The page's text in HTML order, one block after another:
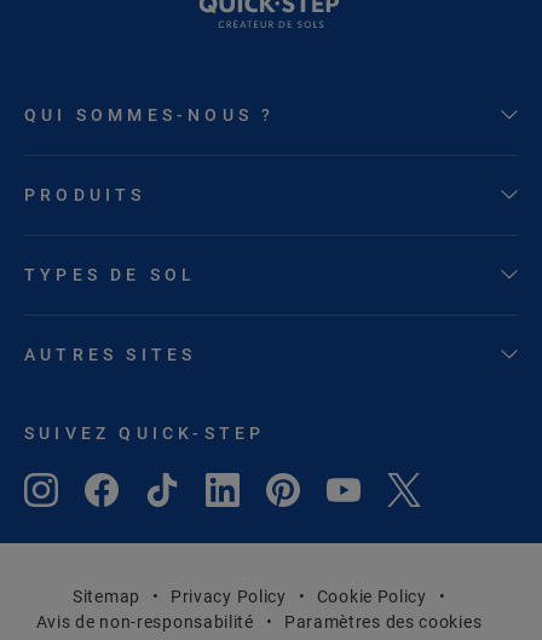
QUI SOMMES-NOUS ?
PRODUITS
TYPES DE SOL
AUTRES SITES
SUIVEZ QUICK-STEP
Sitemap Privacy Policy
Cookie Policy
Avis de non-responsabilité
Paramètres des cookies